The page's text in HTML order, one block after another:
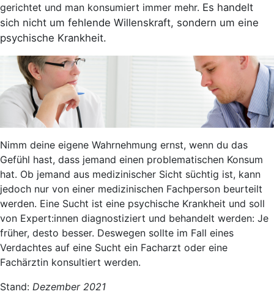
gerichtet und man konsumiert immer mehr. Es handelt
sich nicht um fehlende Willenskraft, sondern um eine
psychische Krankheit.
Nimm deine eigene Wahrnehmung ernst, wenn du das
Gefühl hast, dass jemand einen problematischen Konsum
hat. Ob jemand aus medizinischer Sicht süchtig ist, kann
jedoch nur von einer medizinischen Fachperson beurteilt
werden. Eine Sucht ist eine psychische Krankheit und soll
von Expert:innen diagnostiziert und behandelt werden: Je
früher, desto besser. Deswegen sollte im Fall eines
Verdachtes auf eine Sucht ein Facharzt oder eine
Fachärztin konsultiert werden.
Stand: Dezember 2021